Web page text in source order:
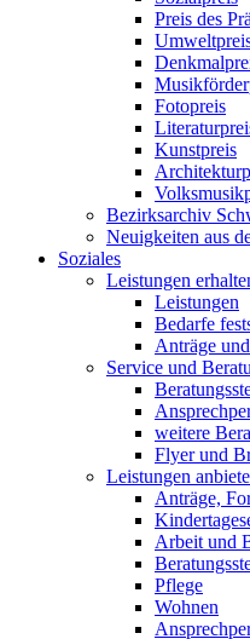
Preis des
Fotopreis
Kunstpreis
Bezirksarchiv
Neuigkeiten aus
Soziales
Leistungen
Leistungen
Bedarfe
Anträge
Service und
weitere
Flyer und
Leistungen
Anträge,
Arbeit und
Pflege
Wohnen